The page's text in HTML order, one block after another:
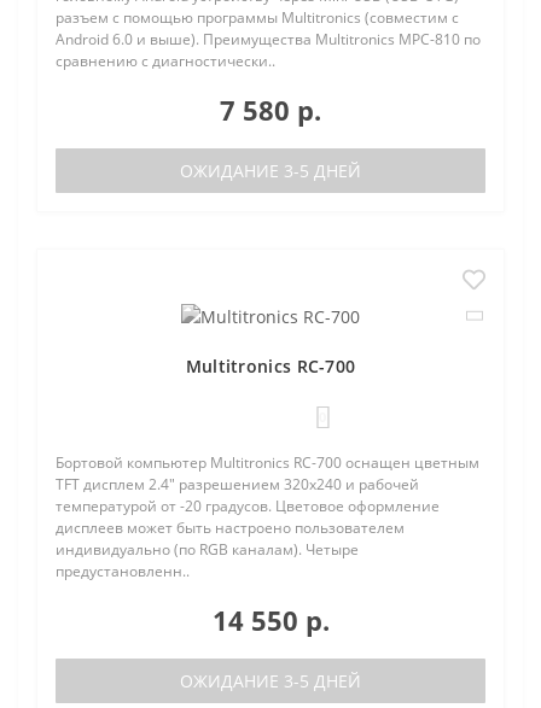
разъем с помощью программы Multitronics (совместим с
Android 6.0 и выше). Преимущества Multitronics MPC-810 по
сравнению с диагностически..
7 580 р.
ОЖИДАНИЕ 3-5 ДНЕЙ
Multitronics RC-700
Бортовой компьютер Multitronics RC-700 оснащен цветным
TFT дисплем 2.4" разрешением 320х240 и рабочей
температурой от -20 градусов. Цветовое оформление
дисплеев может быть настроено пользователем
индивидуально (по RGB каналам). Четыре
предустановленн..
14 550 р.
ОЖИДАНИЕ 3-5 ДНЕЙ